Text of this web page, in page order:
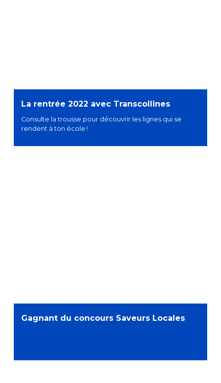
La rentrée 2022 avec Transcollines
Consulte la trousse pour découvrir les lignes qui se
rendent à ton école !
Gagnant du concours Saveurs Locales